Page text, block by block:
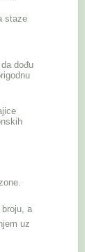
staze
dođu
a
uz